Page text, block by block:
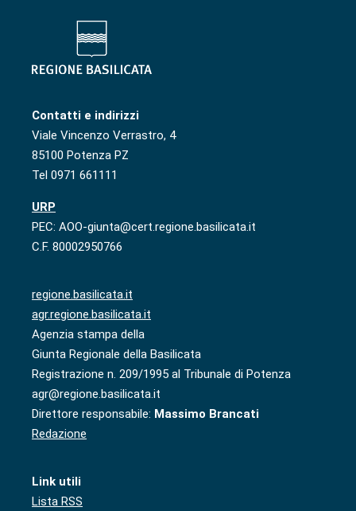
Contatti e indirizzi
Viale Vincenzo Verrastro, 4
85100 Potenza PZ
Tel 0971 661111
URP
PEC: AOO-giunta@cert.regione.basilicata.it
C.F. 80002950766
regione.basilicata.it
agr.regione.basilicata.it
Agenzia stampa della
Giunta Regionale della Basilicata
Registrazione n. 209/1995 al Tribunale di Potenza
agr@regione.basilicata.it
Direttore responsabile: Massimo Brancati
Redazione
Link utili
Lista RSS